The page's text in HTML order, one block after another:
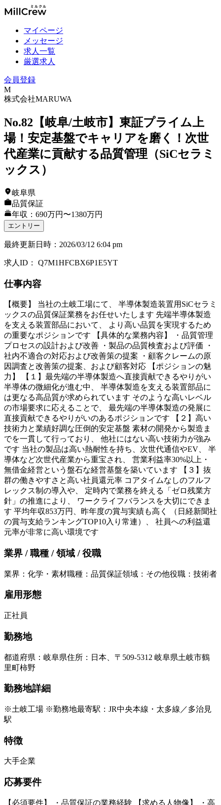
マイページ
メッセージ
求人一覧
厳選求人
会員登録
M
株式会社MARUWA
No.82【岐阜/土岐市】東証プライム上
場！安定基盤でキャリアを磨く！次世
代産業に貢献する品質管理（SiCセラミ
ックス）
岐阜県
品質保証
年収：690万円〜1380万円
エントリー
最終更新日時 ： 2026/03/12 6:04 pm
求人ID ： Q7M1HFCBX6P1E5YT
仕事内容
【概要】 当社の土岐工場にて、 半導体製造装置用SiCセラミ
ックスの品質保証業務をお任せいたします 先端半導体製造
を支える装置部品において、 より高い品質を実現するため
の重要なポジションです 【具体的な業務内容】 ・品質管理
プロセスの設計および改善 ・製品の品質検査および評価 ・
社内不適合の対応および改善策の提案 ・顧客クレームの原
因調査と改善策の提案、および顧客対応 【ポジションの魅
力】 【１】最先端の半導体製造へ直接貢献できるやりがい
半導体の微細化が進む中、 半導体製造を支える装置部品に
は更なる高品質が求められています そのような高いレベル
の市場要求に応えることで、 最先端の半導体製造の発展に
直接貢献できるやりがいのあるポジションです 【２】高い
技術力と業績好調な圧倒的安定基盤 素材の開発から製造ま
でを一貫して行っており、 他社にはない高い技術力が強み
です 当社の製品は高い熱耐性を持ち、次世代通信やEV、 半
導体など次世代産業から重宝され、 営業利益率30%以上・
無借金経営という盤石な経営基盤を築いています 【３】抜
群の働きやすさと高い社員還元率 コアタイムなしのフルフ
レックス制の導入や、 定時内で業務を終える「ゼロ残業方
針」の推進により、 ワークライフバランスを大切にできま
す 平均年収853万円、昨年度の賞与実績も高く （日経新聞社
の賞与支給ランキングTOP10入り常連）、 社員への利益還
元率が非常に高い環境です
業界 / 職種 / 領域 / 役職
業界 ： 化学・素材職種 ： 品質保証領域 ： その他役職 ： 技術者
雇用形態
正社員
勤務地
都道府県 ： 岐阜県住所 ： 日本、〒509-5312 岐阜県土岐市鶴
里町柿野
勤務地詳細
※土岐工場 ※勤務地最寄駅：JR中央本線・太多線／多治見
駅
特徴
大手企業
応募要件
【必須要件】 ・品質保証の業務経験 【求める人物像】 ・高